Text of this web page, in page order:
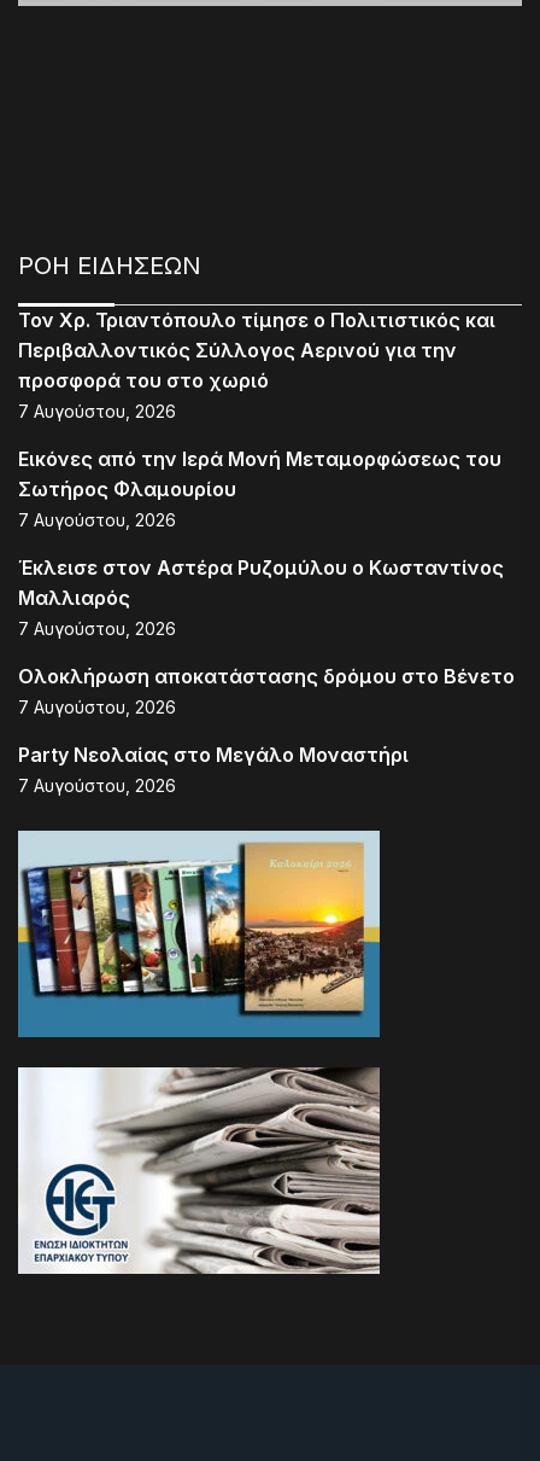
ΡΟΗ ΕΙΔΗΣΕΩΝ
Τον Χρ. Τριαντόπουλο τίμησε ο Πολιτιστικός και
Περιβαλλοντικός Σύλλογος Αερινού για την
προσφορά του στο χωριό
7 Αυγούστου, 2026
Εικόνες από την Ιερά Μονή Μεταμορφώσεως του
Σωτήρος Φλαμουρίου
7 Αυγούστου, 2026
Έκλεισε στον Αστέρα Ρυζομύλου ο Κωσταντίνος
Μαλλιαρός
7 Αυγούστου, 2026
Ολοκλήρωση αποκατάστασης δρόμου στο Βένετο
7 Αυγούστου, 2026
Party Νεολαίας στο Μεγάλο Μοναστήρι
7 Αυγούστου, 2026